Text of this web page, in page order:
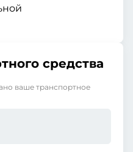
средства
ваше транспортное